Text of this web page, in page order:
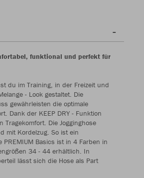
funktional und perfekt für
du im Training, in der Freizeit und
- Look gestaltet. Die
gewährleisten die optimale
Dank der KEEP DRY - Funktion
Die Jogginghose
mit Kordelzug. So ist ein
PREMIUM Basics ist in 4 Farben in
34 - 44 erhältlich. In
lässt sich die Hose als Part